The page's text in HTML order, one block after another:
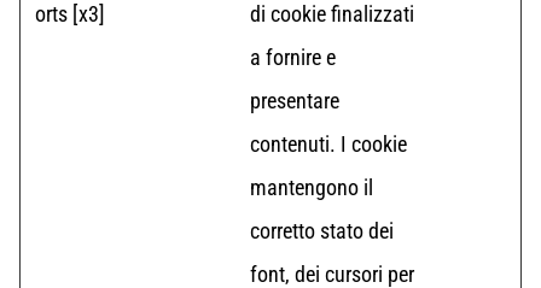
orts [x3]
di cookie finalizzati
a fornire e
presentare
contenuti. I cookie
mantengono il
corretto stato dei
font, dei cursori per